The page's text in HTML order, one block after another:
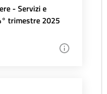
- Servizi e
trimestre 2025